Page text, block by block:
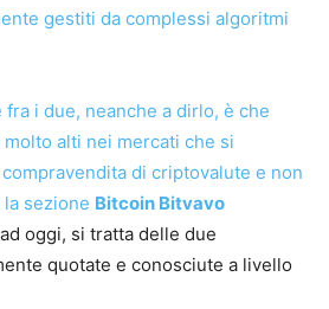
gestiti da complessi algoritmi
i due, neanche a dirlo, è che
alti nei mercati che si
di criptovalute e non
sezione Bitcoin Bitvavo
oggi, si tratta delle due
quotate e conosciute a livello